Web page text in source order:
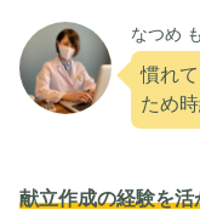
なつめ
慣れ
ため
献立作成の経験を